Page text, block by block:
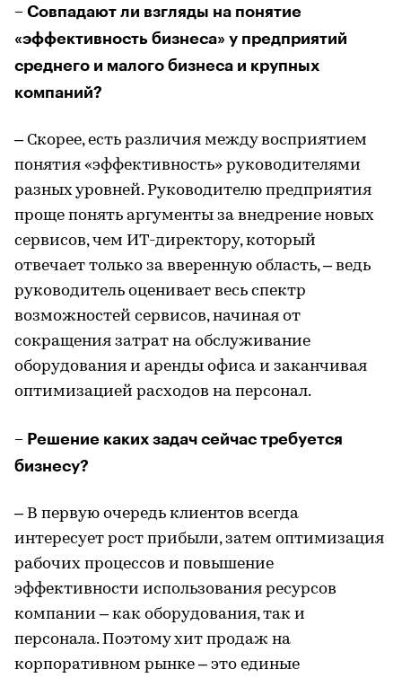
– Совпадают ли взгляды на понятие
«эффективность бизнеса» у предприятий
среднего и малого бизнеса и крупных
компаний?
– Скорее, есть различия между восприятием
понятия «эффективность» руководителями
разных уровней. Руководителю предприятия
проще понять аргументы за внедрение новых
сервисов, чем ИТ-директору, который
отвечает только за вверенную область, – ведь
руководитель оценивает весь спектр
возможностей сервисов, начиная от
сокращения затрат на обслуживание
оборудования и аренды офиса и заканчивая
оптимизацией расходов на персонал.
– Решение каких задач сейчас требуется
бизнесу?
– В первую очередь клиентов всегда
интересует рост прибыли, затем оптимизация
рабочих процессов и повышение
эффективности использования ресурсов
компании – как оборудования, так и
персонала. Поэтому хит продаж на
корпоративном рынке – это единые